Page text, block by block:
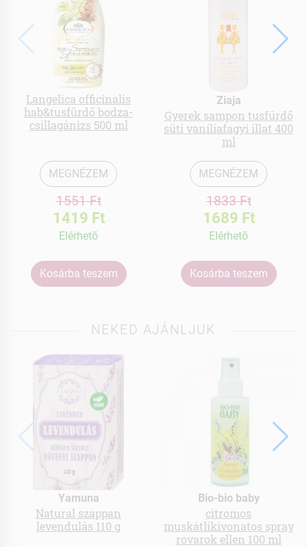
Langelica officinalis
hab&tusfürdő bodza-
csillagánizs 500 ml
MEGNÉZEM
1551 Ft
1419 Ft
Elérhetõ
Kosárba teszem
Ziaja
Gyerek sampon tusfürdő
süti vaníliafagyi illat 400
ml
MEGNÉZEM
1833 Ft
1689 Ft
Elérhetõ
Kosárba teszem
NEKED AJÁNLJUK
Yamuna
Natural szappan
levendulás 110 g
Bio-bio baby
citromos
muskátlikivonatos spray
rovarok ellen 100 ml